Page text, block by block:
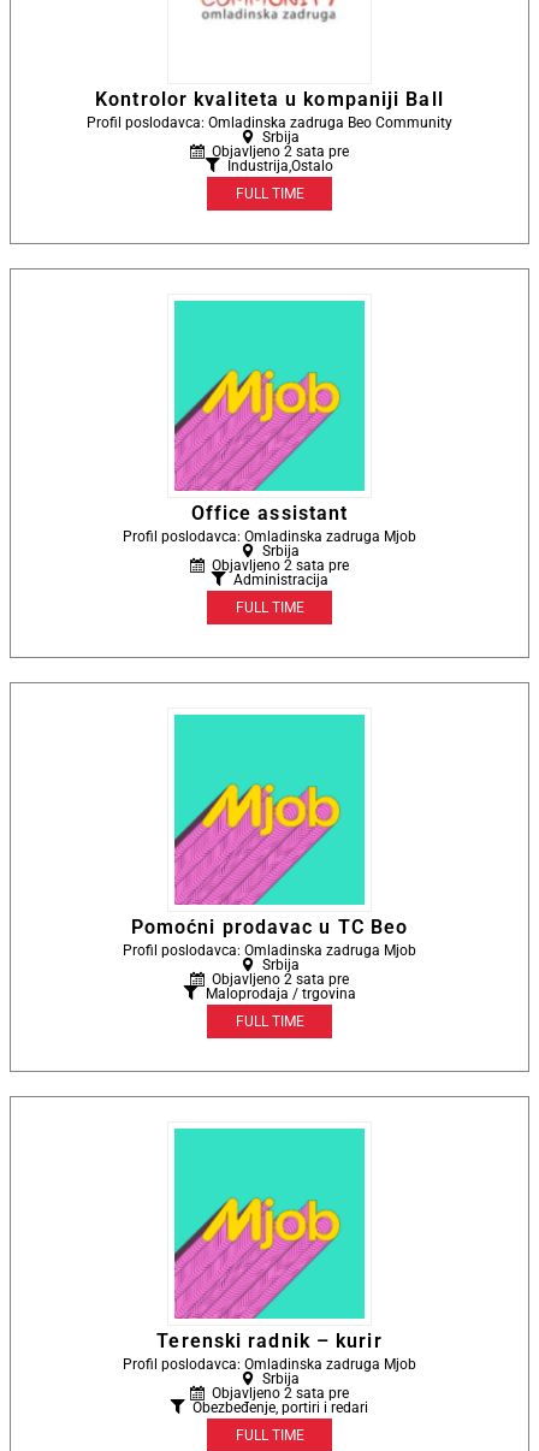
Kontrolor kvaliteta u kompaniji Ball
Profil poslodavca: Omladinska zadruga Beo Community
Srbija
Objavljeno 2 sata pre
Industrija,Ostalo
FULL TIME
Office assistant
Profil poslodavca: Omladinska zadruga Mjob
Srbija
Objavljeno 2 sata pre
Administracija
FULL TIME
Pomoćni prodavac u TC Beo
Profil poslodavca: Omladinska zadruga Mjob
Srbija
Objavljeno 2 sata pre
Maloprodaja / trgovina
FULL TIME
Terenski radnik – kurir
Profil poslodavca: Omladinska zadruga Mjob
Srbija
Objavljeno 2 sata pre
Obezbeđenje, portiri i redari
FULL TIME